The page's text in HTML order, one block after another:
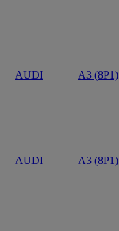
AUDI A3 (8P1)
AUDI A3 (8P1)